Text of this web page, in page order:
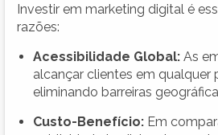
Investir em marketing digital é
razões:
Acessibilidade Global: As
alcançar clientes em qualquer
eliminando barreiras
Custo-Benefício: Em